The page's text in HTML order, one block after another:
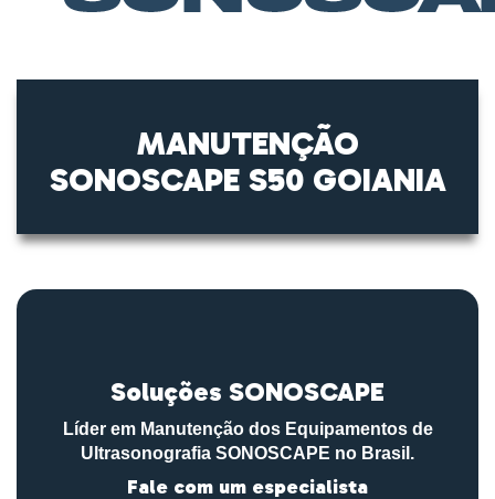
MANUTENÇÃO
SONOSCAPE S50 GOIANIA
Soluções SONOSCAPE
Líder em Manutenção dos Equipamentos de
Ultrasonografia SONOSCAPE no Brasil.
Fale com um especialista